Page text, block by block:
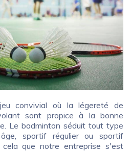
convivial où la légereté de
sont propice à la bonne
Le badminton séduit tout type
sportif régulier ou sportif
cela que notre entreprise s'est